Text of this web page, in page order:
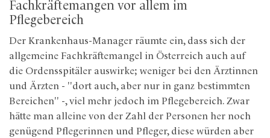
Fachkräftemangen vor allem im
Pflegebereich
Der Krankenhaus-Manager räumte ein, dass sich der
allgemeine Fachkräftemangel in Österreich auch auf
die Ordensspitäler auswirke; weniger bei den Ärztinnen
und Ärzten - "dort auch, aber nur in ganz bestimmten
Bereichen" -, viel mehr jedoch im Pflegebereich. Zwar
hätte man alleine von der Zahl der Personen her noch
genügend Pflegerinnen und Pfleger, diese würden aber